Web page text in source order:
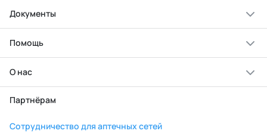
Документы
Помощь
О нас
Партнёрам
Сотрудничество для аптечных сетей